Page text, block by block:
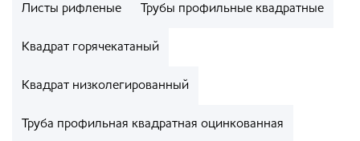
Листы рифленые Трубы профильные квадратные
Квадрат горячекатаный
Квадрат низколегированный
Труба профильная квадратная оцинкованная